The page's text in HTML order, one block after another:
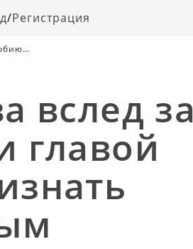
/Регистрация
вслед за
главой